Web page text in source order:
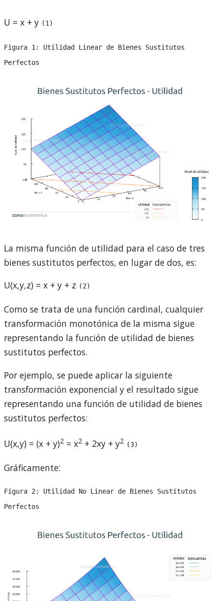
U = x + y (1)
Figura 1: Utilidad Linear de Bienes Sustitutos
Perfectos
La misma función de utilidad para el caso de tres
bienes sustitutos perfectos, en lugar de dos, es:
U(x,y,z) = x + y + z (2)
Como se trata de una función cardinal, cualquier
transformación monotónica de la misma sigue
representando la función de utilidad de bienes
sustitutos perfectos.
Por ejemplo, se puede aplicar la siguiente
transformación exponencial y el resultado sigue
representando una función de utilidad de bienes
sustitutos perfectos:
U(x,y) = (x + y)2 = x2 + 2xy + y2 (3)
Gráficamente:
Figura 2: Utilidad No Linear de Bienes Sustitutos
Perfectos